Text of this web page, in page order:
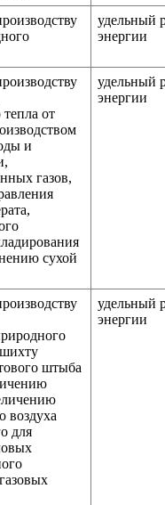
удельный
энергии
от
и
газов,
сухой
удельный
энергии
штыба
воздуха
для
удельный
энергии